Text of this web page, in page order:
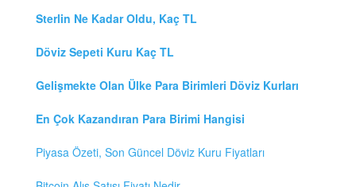
Sterlin Ne Kadar Oldu, Kaç TL
Döviz Sepeti Kuru Kaç TL
Gelişmekte Olan Ülke Para Birimleri Döviz Kurları
En Çok Kazandıran Para Birimi Hangisi
Piyasa Özeti, Son Güncel Döviz Kuru Fiyatları